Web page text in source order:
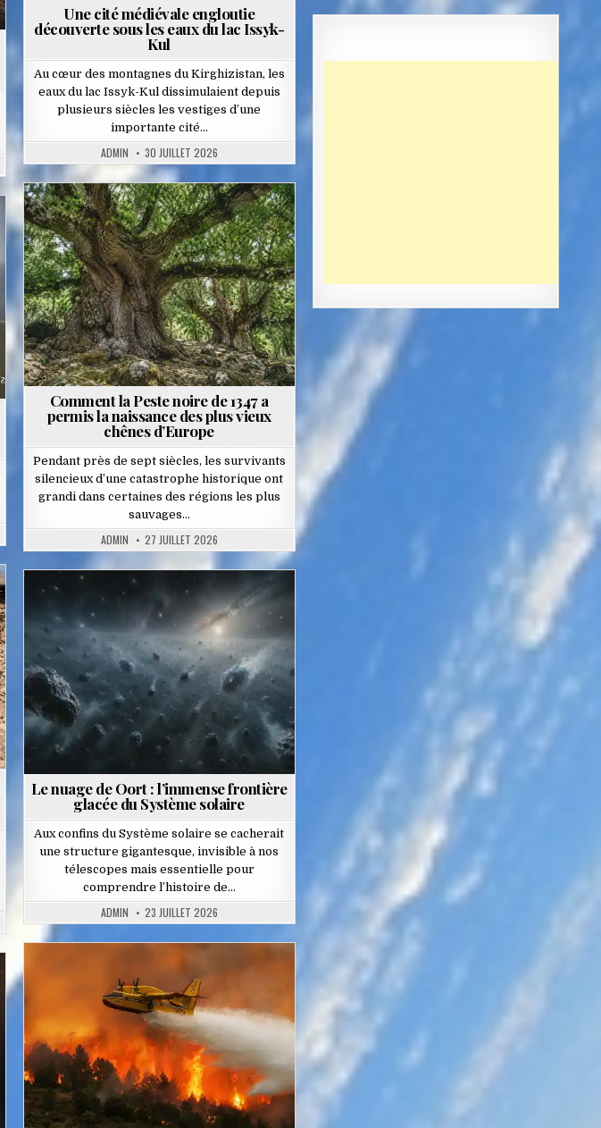
Une cité médiévale engloutie
découverte sous les eaux du lac Issyk-
Kul
Au cœur des montagnes du Kirghizistan, les
eaux du lac Issyk-Kul dissimulaient depuis
plusieurs siècles les vestiges d’une
importante cité…
ADMIN 30 JUILLET 2026
Posted
in
Comment la Peste noire de 1347 a
permis la naissance des plus vieux
chênes d’Europe
Pendant près de sept siècles, les survivants
silencieux d’une catastrophe historique ont
grandi dans certaines des régions les plus
sauvages…
ADMIN 27 JUILLET 2026
Posted
in
Le nuage de Oort : l’immense frontière
glacée du Système solaire
Aux confins du Système solaire se cacherait
une structure gigantesque, invisible à nos
télescopes mais essentielle pour
comprendre l’histoire de…
ADMIN 23 JUILLET 2026
Posted
in